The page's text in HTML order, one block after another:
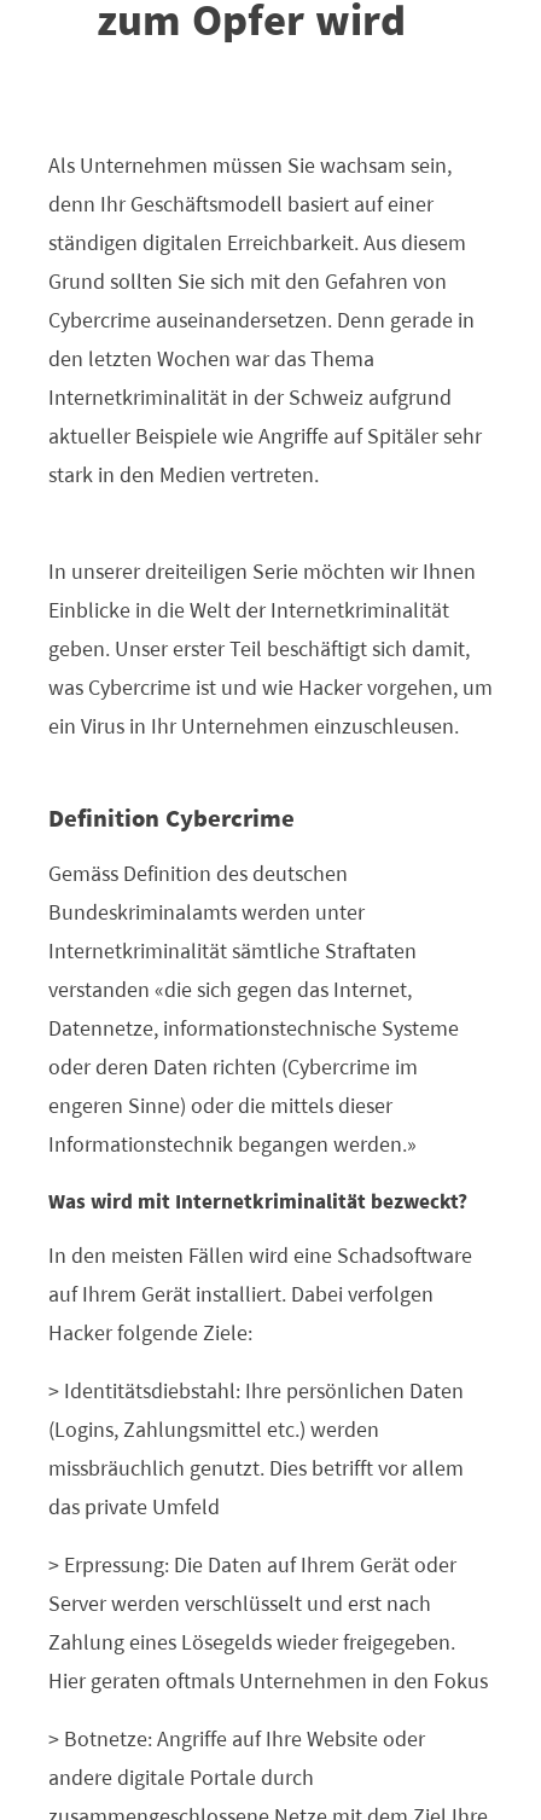
zum Opfer wird
Als Unternehmen müssen Sie wachsam sein,
denn Ihr Geschäftsmodell basiert auf einer
ständigen digitalen Erreichbarkeit. Aus diesem
Grund sollten Sie sich mit den Gefahren von
Cybercrime auseinandersetzen. Denn gerade in
den letzten Wochen war das Thema
Internetkriminalität in der Schweiz aufgrund
aktueller Beispiele wie Angriffe auf Spitäler sehr
stark in den Medien vertreten.
In unserer dreiteiligen Serie möchten wir Ihnen
Einblicke in die Welt der Internetkriminalität
geben. Unser erster Teil beschäftigt sich damit,
was Cybercrime ist und wie Hacker vorgehen, um
ein Virus in Ihr Unternehmen einzuschleusen.
Definition Cybercrime
Gemäss Definition des deutschen
Bundeskriminalamts werden unter
Internetkriminalität sämtliche Straftaten
verstanden «die sich gegen das Internet,
Datennetze, informationstechnische Systeme
oder deren Daten richten (Cybercrime im
engeren Sinne) oder die mittels dieser
Informationstechnik begangen werden.»
Was wird mit Internetkriminalität bezweckt?
In den meisten Fällen wird eine Schadsoftware
auf Ihrem Gerät installiert. Dabei verfolgen
Hacker folgende Ziele:
> Identitätsdiebstahl: Ihre persönlichen Daten
(Logins, Zahlungsmittel etc.) werden
missbräuchlich genutzt. Dies betrifft vor allem
das private Umfeld
> Erpressung: Die Daten auf Ihrem Gerät oder
Server werden verschlüsselt und erst nach
Zahlung eines Lösegelds wieder freigegeben.
Hier geraten oftmals Unternehmen in den Fokus
> Botnetze: Angriffe auf Ihre Website oder
andere digitale Portale durch